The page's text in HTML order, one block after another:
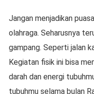
Jangan menjadikan
olahraga. Seharusnya
gampang. Seperti jalan
Kegiatan fisik ini bisa
darah dan energi
tubuhmu selama bulan